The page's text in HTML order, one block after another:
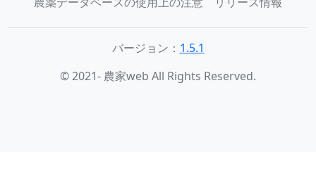
バージョン： 1.5.1
© 2021- 農家web All Rights Reserved.